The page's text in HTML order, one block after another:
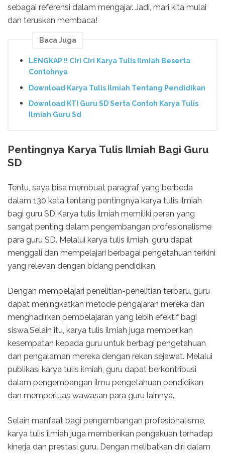
sebagai referensi dalam mengajar. Jadi, mari kita mulai
dan teruskan membaca!
Baca Juga
LENGKAP !! Ciri Ciri Karya Tulis Ilmiah Beserta
Contohnya
Download Karya Tulis Ilmiah Tentang Pendidikan
Download KTI Guru SD Serta Contoh Karya Tulis
Ilmiah Guru Sd
Pentingnya Karya Tulis Ilmiah Bagi Guru
SD
Tentu, saya bisa membuat paragraf yang berbeda
dalam 130 kata tentang pentingnya karya tulis ilmiah
bagi guru SD.Karya tulis ilmiah memiliki peran yang
sangat penting dalam pengembangan profesionalisme
para guru SD. Melalui karya tulis ilmiah, guru dapat
menggali dan mempelajari berbagai pengetahuan terkini
yang relevan dengan bidang pendidikan.
Dengan mempelajari penelitian-penelitian terbaru, guru
dapat meningkatkan metode pengajaran mereka dan
menghadirkan pembelajaran yang lebih efektif bagi
siswa.Selain itu, karya tulis ilmiah juga memberikan
kesempatan kepada guru untuk berbagi pengetahuan
dan pengalaman mereka dengan rekan sejawat. Melalui
publikasi karya tulis ilmiah, guru dapat berkontribusi
dalam pengembangan ilmu pengetahuan pendidikan
dan memperluas wawasan para guru lainnya.
Selain manfaat bagi pengembangan profesionalisme,
karya tulis ilmiah juga memberikan pengakuan terhadap
kinerja dan prestasi guru. Dengan melibatkan diri dalam